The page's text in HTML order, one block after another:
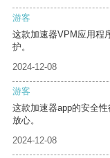
游客
这款加速器VPM应用程
护。
2024-12-08
游客
这款加速器app的安全
放心。
2024-12-08